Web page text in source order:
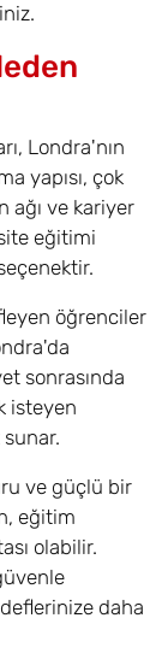
Londra'nın
yapısı, çok
ağı ve kariyer
eğitimi
öğrenciler
sonrasında
isteyen
ve güçlü bir
eğitim
olabilir.
daha